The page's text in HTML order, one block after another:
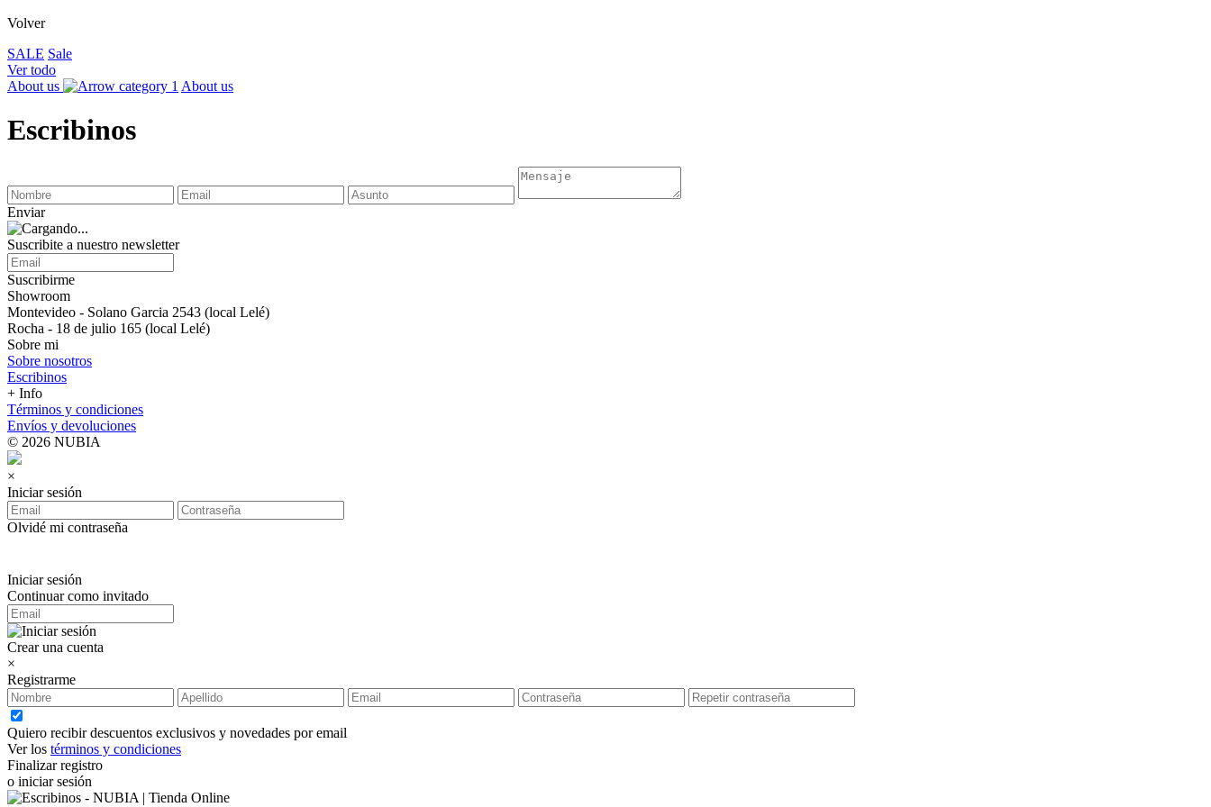
Volver
SALE Sale
Ver todo
About us
About us
Escribinos
Enviar
Suscribite a nuestro newsletter
Suscribirme
Showroom
Montevideo - Solano Garcia 2543 (local Lelé)
Rocha - 18 de julio 165 (local Lelé)
Sobre mi
Sobre nosotros
Escribinos
+ Info
Términos y condiciones
Envíos y devoluciones
© 2026 NUBIA
×
Iniciar sesión
Olvidé mi contraseña
Iniciar sesión
Continuar como invitado
Crear una cuenta
×
Registrarme
Quiero recibir descuentos exclusivos y novedades por email
Ver los términos y condiciones
Finalizar registro
o iniciar sesión